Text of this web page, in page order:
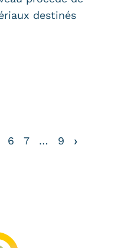
destinés
6 7 … 9 ›